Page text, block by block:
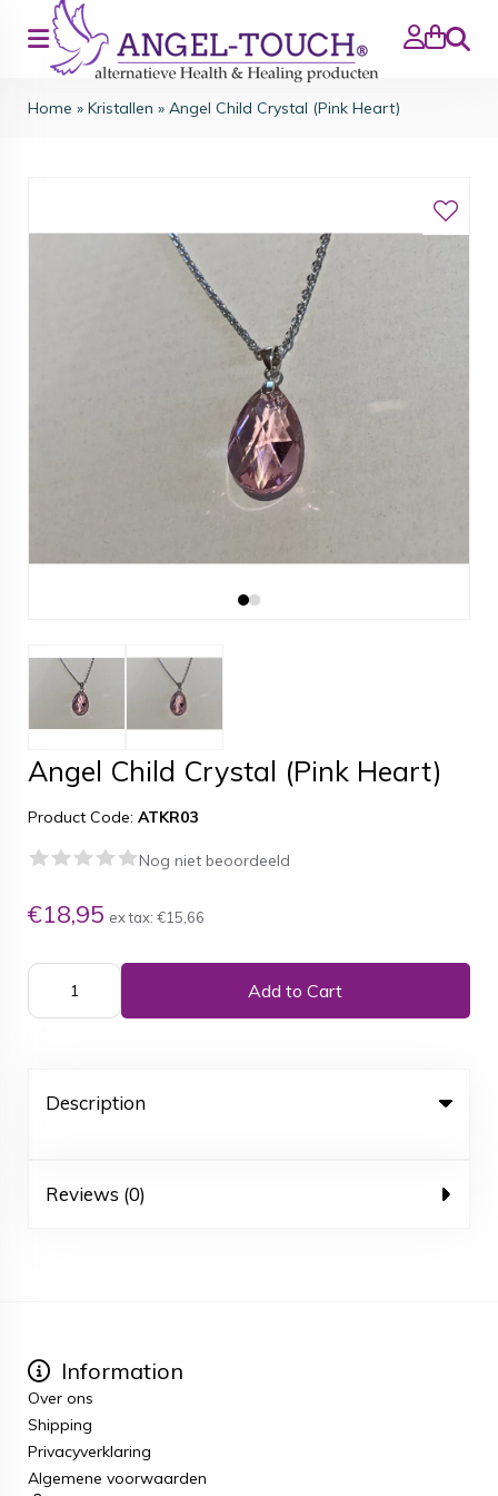
Search
Home » Kristallen » Angel Child Crystal (Pink Heart)
Angel Child Crystal (Pink Heart)
Product Code: ATKR03
Nog niet beoordeeld
€18,95 ex tax: €15,66
Add to Cart
Description
Reviews (0)
Information
Over ons
Shipping
Privacyverklaring
Algemene voorwaarden